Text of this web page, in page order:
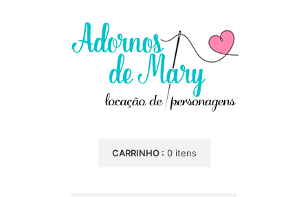
CARRINHO : 0 itens